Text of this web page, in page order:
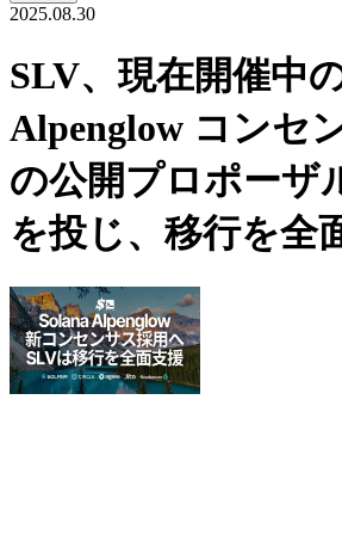
2025.08.30
SLV、現在開催中
Alpenglow コンセ
の公開プロポーザ
を投じ、移行を全